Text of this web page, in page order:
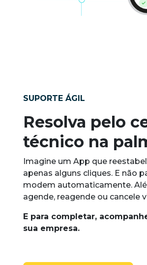
SUPORTE ÁGIL
Resolva pelo
técnico na
Imagine um App que
apenas alguns cliques. E não
modem automaticamente.
agende, reagende ou cancele
E para completar,
sua empresa.